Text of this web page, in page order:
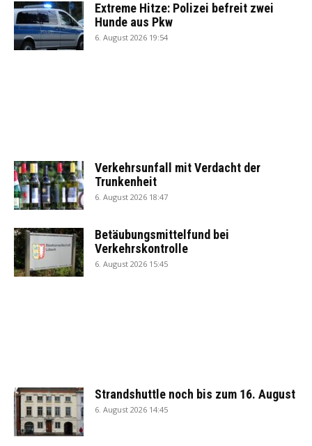
Extreme Hitze: Polizei befreit zwei
Hunde aus Pkw
6. August 2026 19:54
Verkehrsunfall mit Verdacht der
Trunkenheit
6. August 2026 18:47
Betäubungsmittelfund bei
Verkehrskontrolle
6. August 2026 15:45
Strandshuttle noch bis zum 16. August
6. August 2026 14:45